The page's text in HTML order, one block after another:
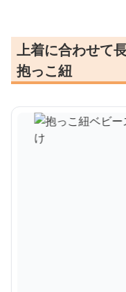
上着に合わせて
抱っこ紐